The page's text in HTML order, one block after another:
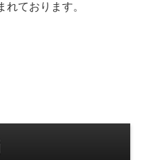
ております。